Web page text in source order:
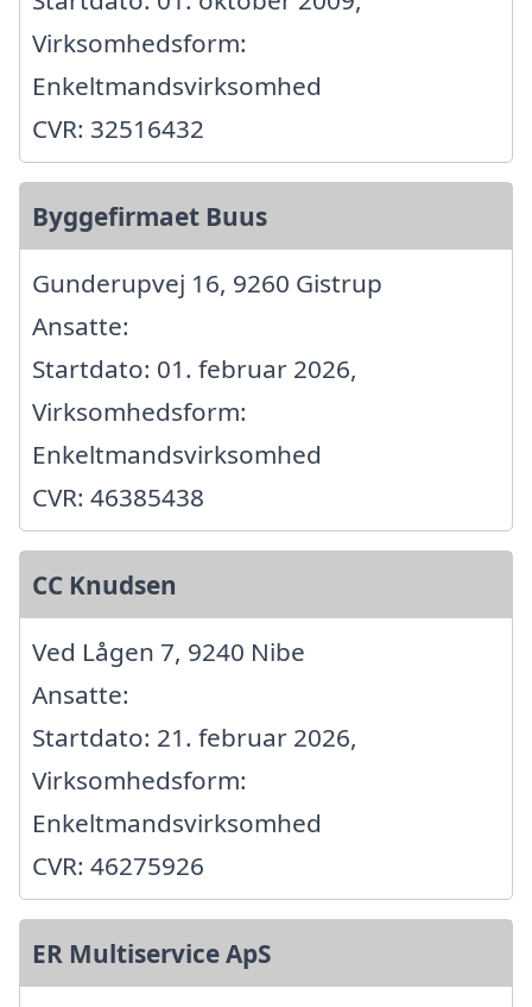
Virksomhedsform:
Enkeltmandsvirksomhed
CVR: 32516432
Byggefirmaet Buus
Gunderupvej 16, 9260 Gistrup
Ansatte:
Startdato: 01. februar 2026,
Virksomhedsform:
Enkeltmandsvirksomhed
CVR: 46385438
CC Knudsen
Ved Lågen 7, 9240 Nibe
Ansatte:
Startdato: 21. februar 2026,
Virksomhedsform:
Enkeltmandsvirksomhed
CVR: 46275926
ER Multiservice ApS